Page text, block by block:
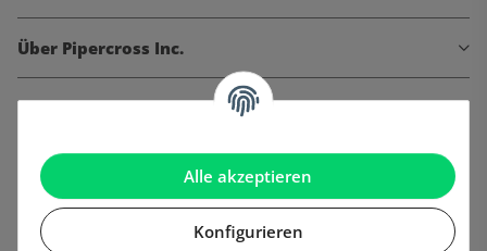
Alle akzeptieren
Konfigurieren
Über Pipercross Inc.
Informationen
Gesetzliche Informationen